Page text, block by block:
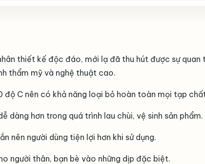
thiết kế độc đáo, mới lạ đã thu hút được sự
thẩm mỹ và nghệ thuật cao.
độ C nên có khả năng loại bỏ hoàn toàn mọi tạp
dàng hơn trong quá trình lau chùi, vệ sinh sản phẩm.
nên người dùng tiện lợi hơn khi sử dụng.
người thân, bạn bè vào những dịp đặc biệt.